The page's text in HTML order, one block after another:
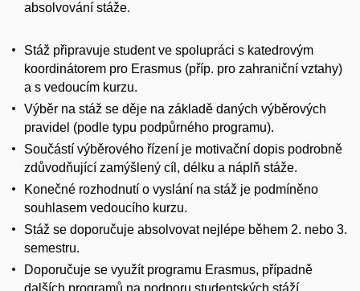
absolvování stáže.
Stáž připravuje student ve spolupráci s katedrovým
koordinátorem pro Erasmus (příp. pro zahraniční vztahy)
a s vedoucím kurzu.
Výběr na stáž se děje na základě daných výběrových
pravidel (podle typu podpůrného programu).
Součástí výběrového řízení je motivační dopis podrobně
zdůvodňující zamýšlený cíl, délku a náplň stáže.
Konečné rozhodnutí o vyslání na stáž je podmíněno
souhlasem vedoucího kurzu.
Stáž se doporučuje absolvovat nejlépe během 2. nebo 3.
semestru.
Doporučuje se využít programu Erasmus, případně
dalších programů na podporu studentských stáží.